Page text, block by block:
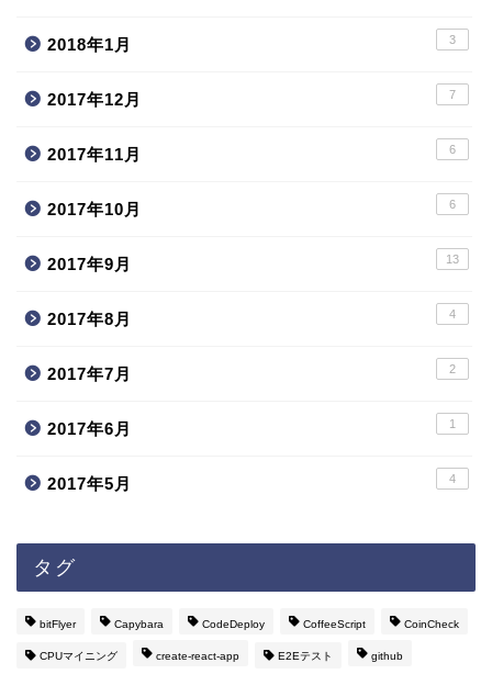
2018年1月 3
2017年12月 7
2017年11月 6
2017年10月 6
2017年9月 13
2017年8月 4
2017年7月 2
2017年6月 1
2017年5月 4
タグ
bitFlyer Capybara CodeDeploy CoffeeScript CoinCheck
CPUマイニング create-react-app E2Eテスト github